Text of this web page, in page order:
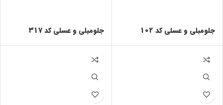
جلومبلی و عسلی کد 102 جلومبلی و عسلی کد 317